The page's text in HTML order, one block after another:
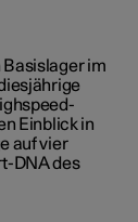
Basislager im
Einblick in
auf vier
DNA des